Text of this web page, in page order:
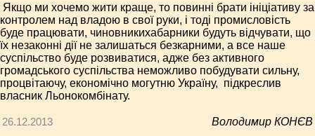
­ Якщо ми хочемо жити краще, то повинні брати ініціативу за
контролем над владою в свої руки, і тоді промисловість
буде працювати, чиновники­хабарники будуть відчувати, що
їх незаконні дії не залишаться безкарними, а все наше
суспільство буде розвиватися, адже без активного
громадського суспільства неможливо побудувати сильну,
процвітаючу, економічно могутню Україну, ­ підкреслив
власник Льонокомбінату.
26.12.2013 Володимир КОНЄВ